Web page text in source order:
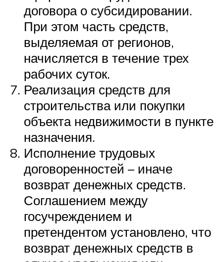
договора о субсидировании.
При этом часть средств,
выделяемая от регионов,
начисляется в течение трех
рабочих суток.
Реализация средств для
строительства или покупки
объекта недвижимости в пункте
назначения.
Исполнение трудовых
договоренностей – иначе
возврат денежных средств.
Соглашением между
госучреждением и
претендентом установлено, что
возврат денежных средств в